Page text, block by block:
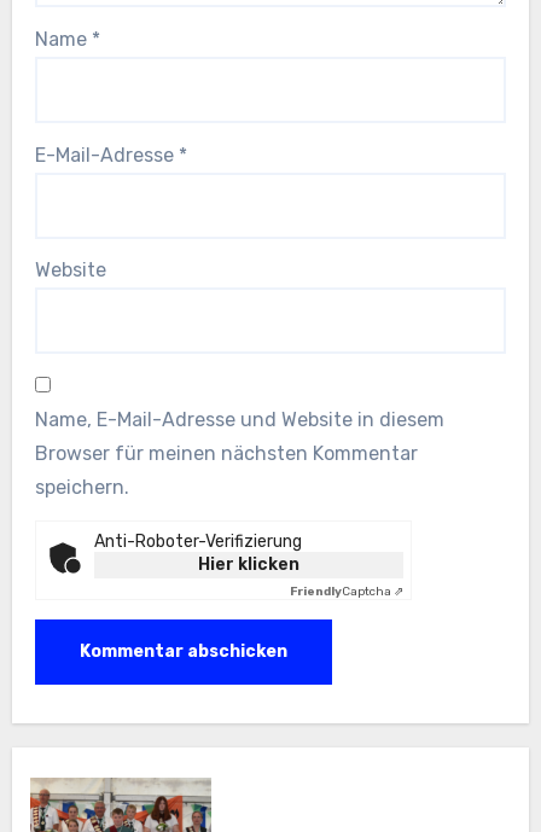
Name *
E-Mail-Adresse *
Website
Name, E-Mail-Adresse und Website in diesem
Browser für meinen nächsten Kommentar
speichern.
Anti-Roboter-Verifizierung
Hier klicken
FriendlyCaptcha ⇗